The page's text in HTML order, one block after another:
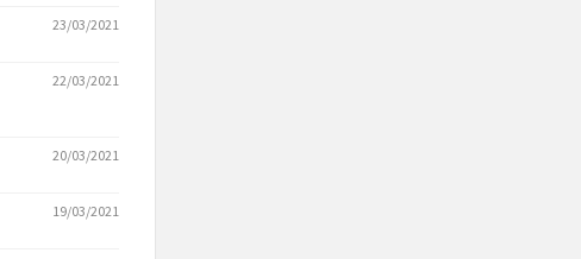
23/03/2021
22/03/2021
20/03/2021
19/03/2021